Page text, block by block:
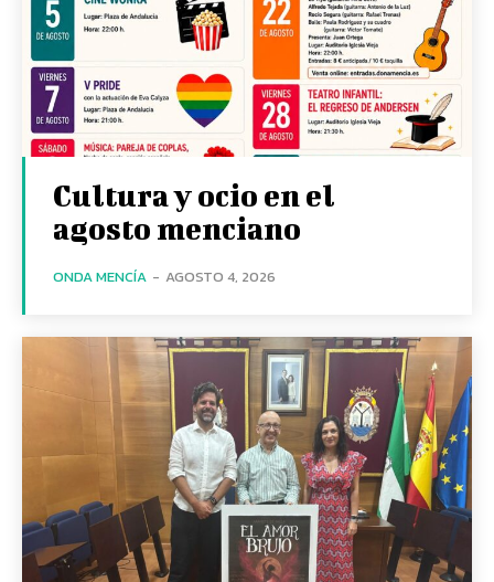
Cultura y ocio en el
agosto menciano
ONDA MENCÍA - AGOSTO 4, 2026